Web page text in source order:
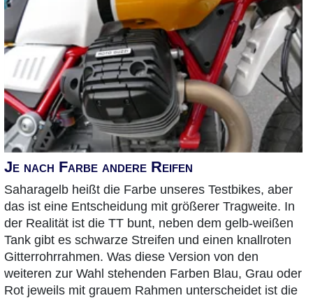
Je nach Farbe andere Reifen
Saharagelb heißt die Farbe unseres Testbikes, aber
das ist eine Entscheidung mit größerer Tragweite. In
der Realität ist die TT bunt, neben dem gelb-weißen
Tank gibt es schwarze Streifen und einen knallroten
Gitterrohrrahmen. Was diese Version von den
weiteren zur Wahl stehenden Farben Blau, Grau oder
Rot jeweils mit grauem Rahmen unterscheidet ist die